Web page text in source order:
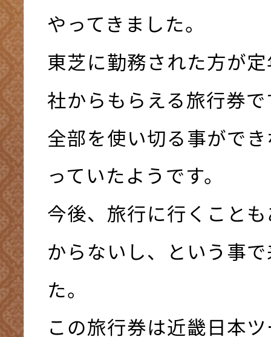
やってきました。
東芝に勤務された方が
社からもらえる旅行券
全部を使い切る事がで
っていたようです。
今後、旅行に行くこと
からないし、という事
た。
この旅行券は近畿日本